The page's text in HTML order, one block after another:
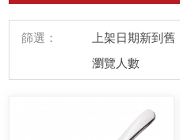
篩選： 上架日期新到舊
瀏覽人數